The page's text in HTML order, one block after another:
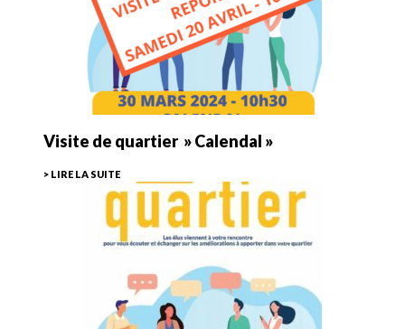
Visite de quartier » Calendal »
> LIRE LA SUITE